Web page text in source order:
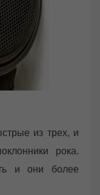
из трех, и
рока.
и они более